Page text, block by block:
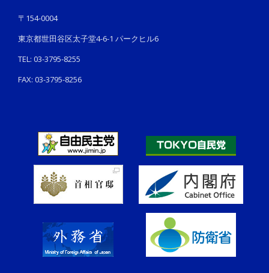
〒154-0004
東京都世田谷区太子堂4-6-1 パークヒル6
TEL: 03-3795-8255
FAX: 03-3795-8256